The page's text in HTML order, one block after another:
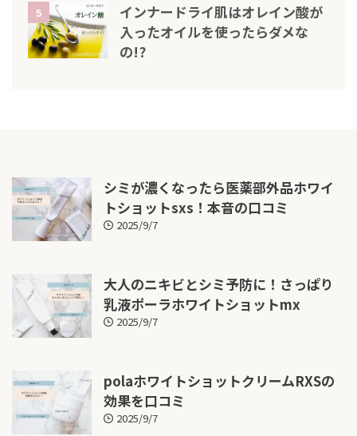
5
インナードライ肌はオレイン酸が
入ったオイルを使ったらダメな
の!?
シミが濃くなったら医薬部外品ホワイ
トショットsxs！本音の口コミ
2025/9/7
大人のニキビとシミ予防に！さっぱり
乳液ポーラホワイトショットmx
2025/9/7
polaホワイトショットクリームRXSの
効果を口コミ
2025/9/7